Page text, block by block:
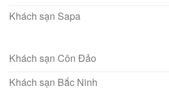
Khách sạn Sapa
Khách sạn Côn Đảo
Khách sạn Bắc Ninh